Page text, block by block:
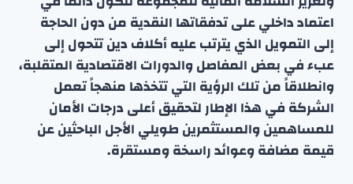
اعتماد داخلي على تدفقاتها النقدية من دون الحاجة
إلى التمويل الذي يترتب عليه أكلاف دين تتحول إلى
عبء في بعض المفاصل والدورات الاقتصادية المتقلبة،
وانطلاقاً من تلك الرؤية التي تتخذها منهجاً تعمل
الشركة في هذا الإطار لتحقيق أعلى درجات الأمان
للمساهمين والمستثمرين طويلي الأجل الباحثين عن
قيمة مضافة وعوائد راسخة ومستقرة.